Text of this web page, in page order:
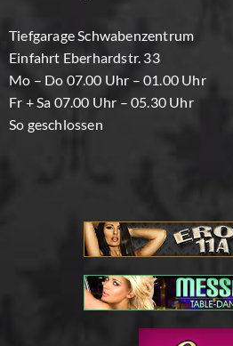
Tiefgarage Schwabenzentrum
Einfahrt Eberhardstr. 33
Mo – Do 07.00 Uhr – 01.00 Uhr
Fr + Sa 07.00 Uhr – 05.30 Uhr
So geschlossen